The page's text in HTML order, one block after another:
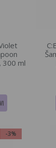
300 ml
-3%